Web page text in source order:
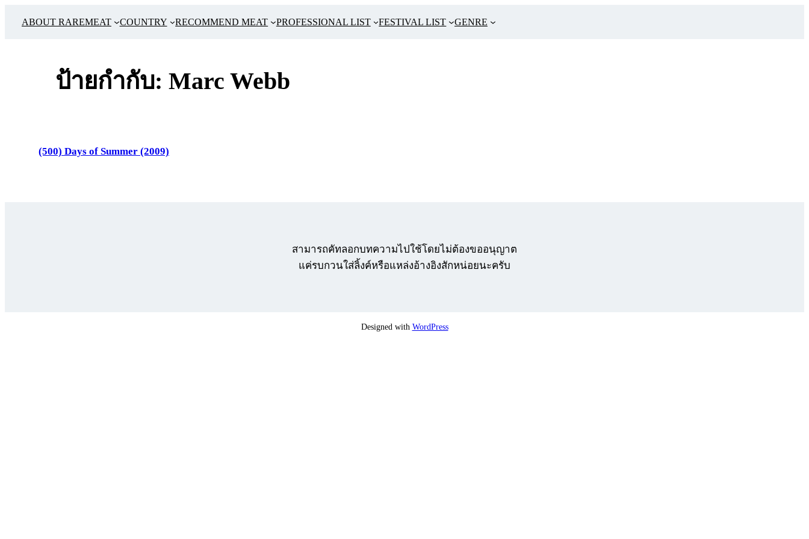
ABOUT RAREMEAT COUNTRY RECOMMEND MEAT PROFESSIONAL LIST FESTIVAL LIST GENRE
ป้ายกำกับ: Marc Webb
(500) Days of Summer (2009)
สามารถคัทลอกบทความไปใช้โดยไม่ต้องขออนุญาต
แค่รบกวนใส่ลิ้งค์หรือแหล่งอ้างอิงสักหน่อยนะครับ
Designed with WordPress